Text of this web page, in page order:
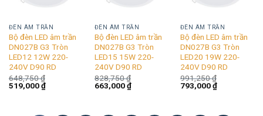
wishlist
ĐÈN ÂM TRẦN
Bộ đèn LED âm trần
DN027B G3 Tròn
LED12 12W 220-
240V D90 RD
648,750₫
Giá
519,000₫Giá
hiện
wishlist
ĐÈN ÂM TRẦN
Bộ đèn LED âm trần
DN027B G3 Tròn
LED15 15W 220-
240V D90 RD
828,750₫
Giá
663,000₫Giá
hiện
wishlist
ĐÈN ÂM TRẦN
Bộ đèn LED âm trần
DN027B G3 Tròn
LED20 19W 220-
240V D90 RD
991,250₫
Giá
793,000₫Giá
hiện